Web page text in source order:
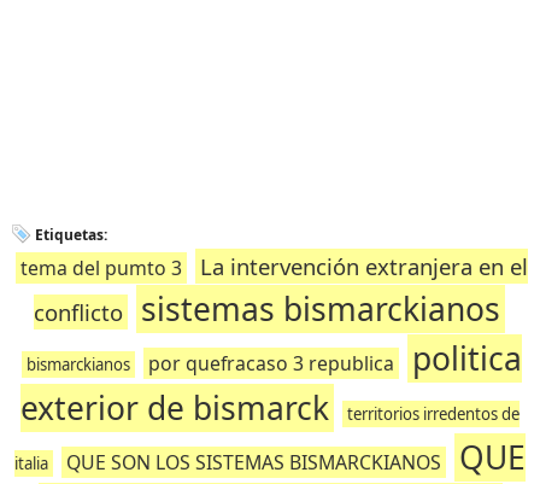
Etiquetas:
tema del pumto 3
La intervención extranjera en el
conflicto
sistemas bismarckianos
bismarckianos por quefracaso 3 republica
politica
exterior de bismarck
territorios irredentos de
italia QUE SON LOS SISTEMAS BISMARCKIANOS
QUE